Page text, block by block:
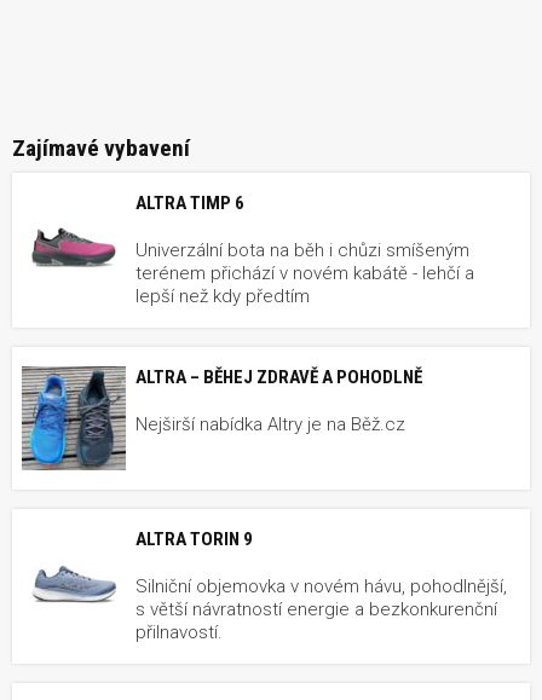
Zajímavé vybavení
ALTRA TIMP 6
Univerzální bota na běh i chůzi smíšeným
terénem přichází v novém kabátě - lehčí a
lepší než kdy předtím
ALTRA – BĚHEJ ZDRAVĚ A POHODLNĚ
Nejširší nabídka Altry je na Běž.cz
ALTRA TORIN 9
Silniční objemovka v novém hávu, pohodlnější,
s větší návratností energie a bezkonkurenční
přilnavostí.